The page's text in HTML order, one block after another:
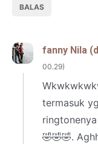
BALAS
fanny Nila
00.29
termasuk
🤣🤣🤣.